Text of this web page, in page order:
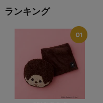
ランキング